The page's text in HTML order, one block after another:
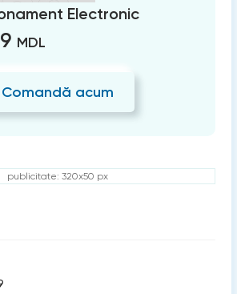
Electronic
MDL
Comandă acum
publicitate: 320x50 px